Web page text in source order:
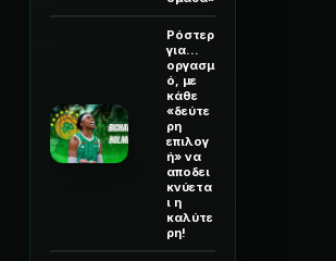
Ρόστερ
για...
οργασμ
ό, με
κάθε
«δεύτε
ρη
επιλογ
ή» να
αποδει
κνύετα
ι η
καλύτε
ρη!